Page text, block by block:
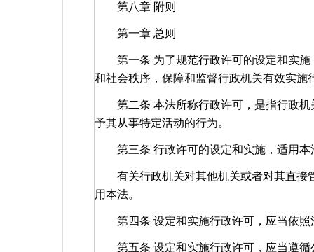
第八章 附则
第一章 总则
第一条 为了规范行政许可的设定和实施
和社会秩序，保障和监督行政机关有效实施
第二条 本法所称行政许可，是指行政机
予其从事特定活动的行为。
第三条 行政许可的设定和实施，适用本
有关行政机关对其他机关或者对其直接
用本法。
第四条 设定和实施行政许可，应当依照
第五条 设定和实施行政许可，应当遵循